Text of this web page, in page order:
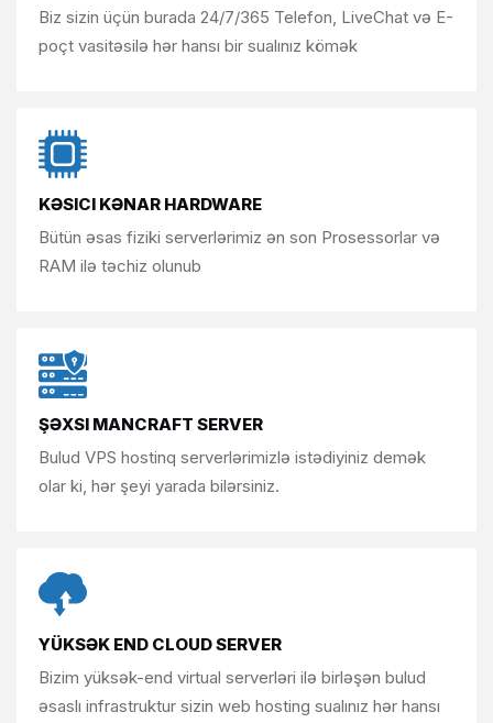
Biz sizin üçün burada 24/7/365 Telefon, LiveChat və E-
poçt vasitəsilə hər hansı bir sualınız kömək
KƏSICI KƏNAR HARDWARE
Bütün əsas fiziki serverlərimiz ən son Prosessorlar və
RAM ilə təchiz olunub
ŞƏXSI MANCRAFT SERVER
Bulud VPS hostinq serverlərimizlə istədiyiniz demək
olar ki, hər şeyi yarada bilərsiniz.
YÜKSƏK END CLOUD SERVER
Bizim yüksək-end virtual serverləri ilə birləşən bulud
əsaslı infrastruktur sizin web hosting sualınız hər hansı